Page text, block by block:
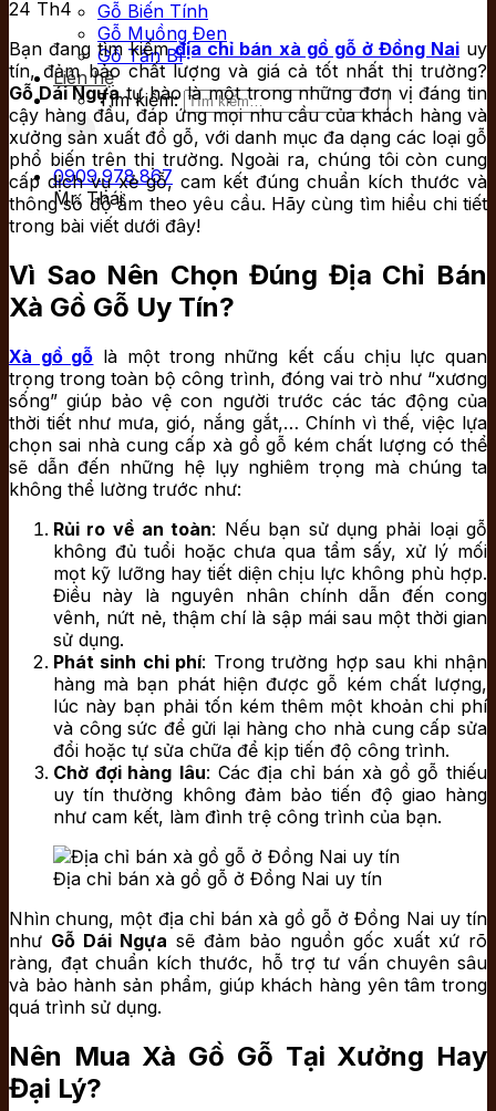
Gỗ Biến Tính
Gỗ Muồng Đen
Gỗ Tần Bì
Liên hệ
Tìm kiếm:
0909.978.867
Mr. Thái
24 Th4
Bạn đang tìm kiếmđịa chỉ bán xà gồ gỗ ở Đồng Naiuy
tín, đảm bảo chất lượng và giá cả tốt nhất thị trường?
Gỗ Dái Ngựatự hào là một trong những đơn vị đáng tin
cậy hàng đầu, đáp ứng mọi nhu cầu của khách hàng và
xưởng sản xuất đồ gỗ, với danh mục đa dạng các loại gỗ
phổ biến trên thị trường. Ngoài ra, chúng tôi còn cung
cấp dịch vụ xẻ gỗ, cam kết đúng chuẩn kích thước và
thông số độ ẩm theo yêu cầu. Hãy cùng tìm hiểu chi tiết
trong bài viết dưới đây!
Vì Sao Nên Chọn Đúng Địa Chỉ Bán
Xà Gồ Gỗ Uy Tín?
Xà gồ gỗ là một trong những kết cấu chịu lực quan
trọng trong toàn bộ công trình, đóng vai trò như “xương
sống” giúp bảo vệ con người trước các tác động của
thời tiết như mưa, gió, nắng gắt,… Chính vì thế, việc lựa
chọn sai nhà cung cấp xà gồ gỗ kém chất lượng có thể
sẽ dẫn đến những hệ lụy nghiêm trọng mà chúng ta
không thể lường trước như:
Rủi ro về an toàn: Nếu bạn sử dụng phải loại gỗ
không đủ tuổi hoặc chưa qua tẩm sấy, xử lý mối
mọt kỹ lưỡng hay tiết diện chịu lực không phù hợp.
Điều này là nguyên nhân chính dẫn đến cong
vênh, nứt nẻ, thậm chí là sập mái sau một thời gian
sử dụng.
Phát sinh chi phí: Trong trường hợp sau khi nhận
hàng mà bạn phát hiện được gỗ kém chất lượng,
lúc này bạn phải tốn kém thêm một khoản chi phí
và công sức để gửi lại hàng cho nhà cung cấp sửa
đổi hoặc tự sửa chữa để kịp tiến độ công trình.
Chờ đợi hàng lâu: Các địa chỉ bán xà gồ gỗ thiếu
uy tín thường không đảm bảo tiến độ giao hàng
như cam kết, làm đình trệ công trình của bạn.
Địa chỉ bán xà gồ gỗ ở Đồng Nai uy tín
Nhìn chung, một địa chỉ bán xà gồ gỗ ở Đồng Nai uy tín
như Gỗ Dái Ngựa sẽ đảm bảo nguồn gốc xuất xứ rõ
ràng, đạt chuẩn kích thước, hỗ trợ tư vấn chuyên sâu
và bảo hành sản phẩm, giúp khách hàng yên tâm trong
quá trình sử dụng.
Nên Mua Xà Gồ Gỗ Tại Xưởng Hay
Đại Lý?